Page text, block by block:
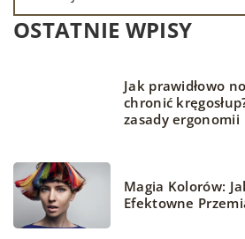
OSTATNIE WPISY
Jak prawidłowo
chronić
zasady ergonomii
Magia Kolorów:
Efektowne